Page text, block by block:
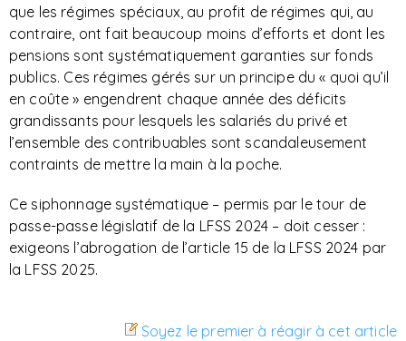
que les régimes spéciaux, au profit de régimes qui, au
contraire, ont fait beaucoup moins d’efforts et dont les
pensions sont systématiquement garanties sur fonds
publics. Ces régimes gérés sur un principe du « quoi qu’il
en coûte » engendrent chaque année des déficits
grandissants pour lesquels les salariés du privé et
l’ensemble des contribuables sont scandaleusement
contraints de mettre la main à la poche.
Ce siphonnage systématique – permis par le tour de
passe-passe législatif de la LFSS 2024 – doit cesser :
exigeons l’abrogation de l’article 15 de la LFSS 2024 par
la LFSS 2025.
Soyez le premier à réagir à cet article